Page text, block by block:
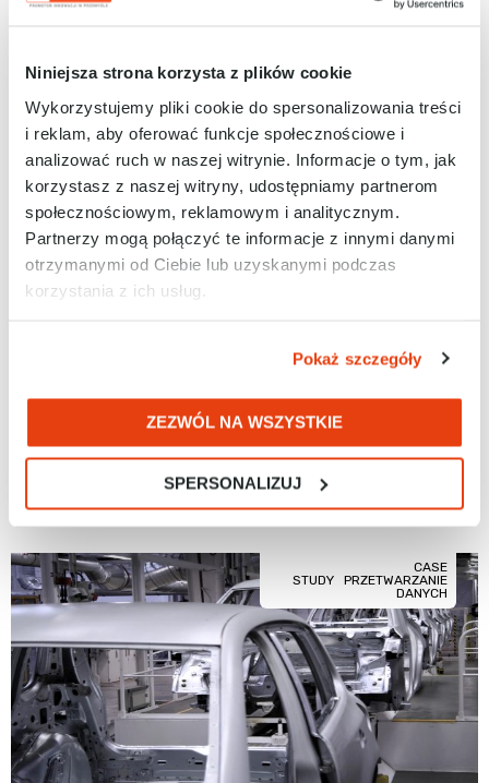
Niniejsza strona korzysta z plików cookie
Wykorzystujemy pliki cookie do spersonalizowania treści
i reklam, aby oferować funkcje społecznościowe i
analizować ruch w naszej witrynie. Informacje o tym, jak
korzystasz z naszej witryny, udostępniamy partnerom
społecznościowym, reklamowym i analitycznym.
Partnerzy mogą połączyć te informacje z innymi danymi
otrzymanymi od Ciebie lub uzyskanymi podczas
korzystania z ich usług.
Pokaż szczegóły
ZEZWÓL NA WSZYSTKIE
SPERSONALIZUJ
dla biur projektowych
CZYTAJ DALEJ...
Automatyka przemysłowa Katowice:
szkolenia w Centrum Kompetencji i Szkoleń
ARTYKUŁY
CASE
STUDY
PRZETWARZANIE
DANYCH